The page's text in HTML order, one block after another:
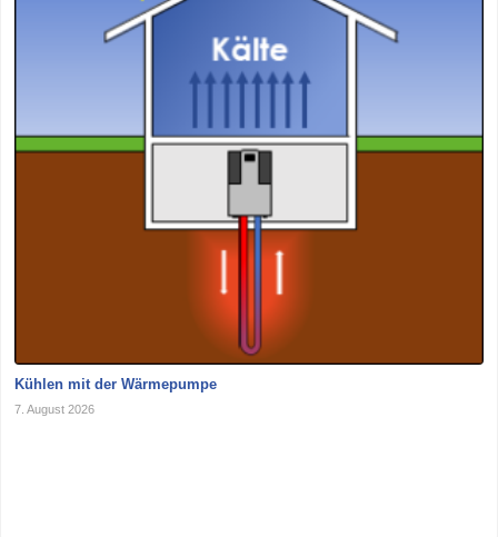
Kühlen mit der Wärmepumpe
7. August 2026